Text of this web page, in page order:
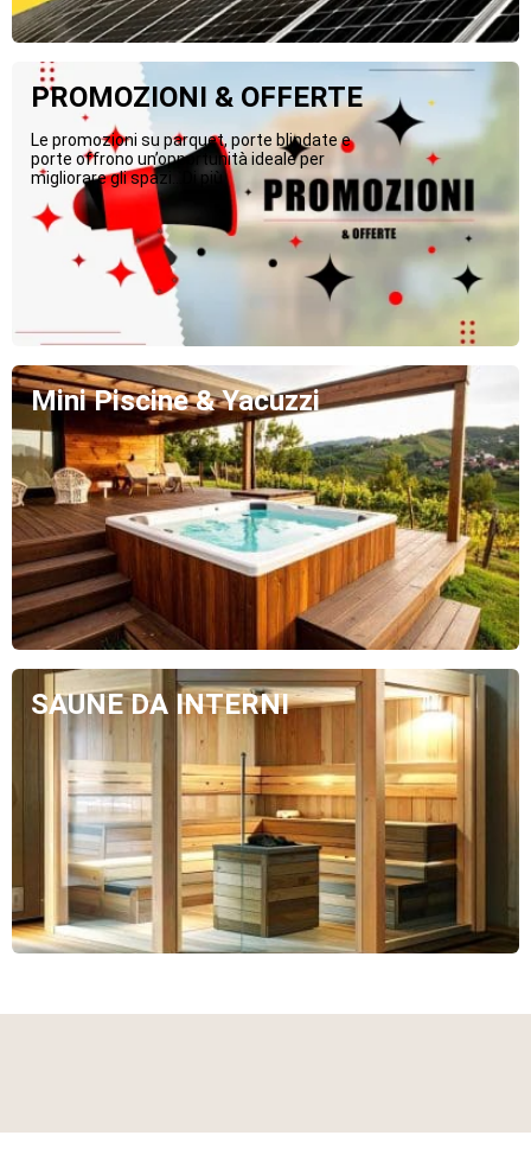
PROMOZIONI & OFFERTE
Le promozioni su parquet, porte blindate e
porte offrono un’opportunità ideale per
migliorare gli spazi...Di più
Mini Piscine & Yacuzzi
SAUNE DA INTERNI